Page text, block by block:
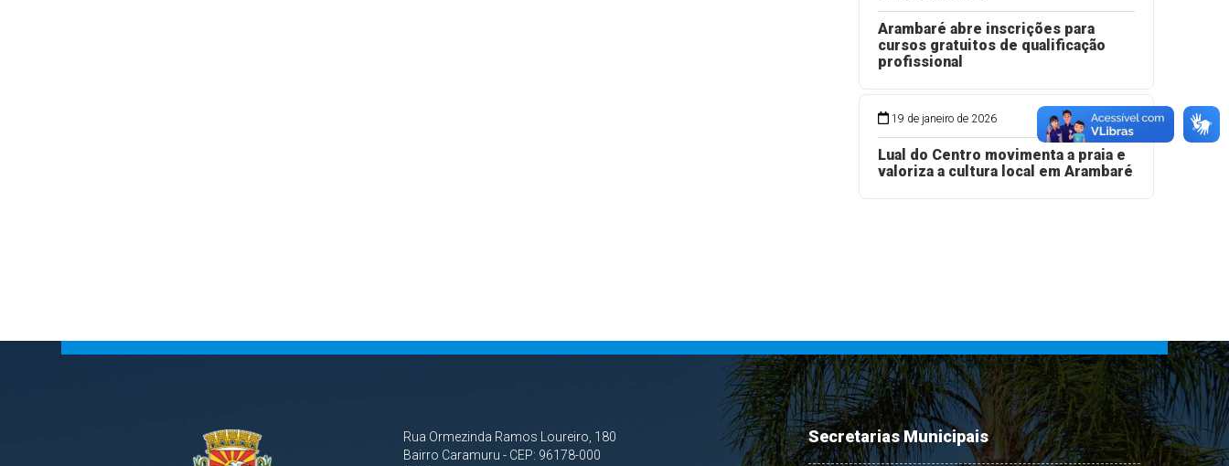
Arambaré abre inscrições para
cursos gratuitos de qualificação
profissional
19 de janeiro de 2026
Lual do Centro movimenta a praia e
valoriza a cultura local em Arambaré
Rua Ormezinda Ramos Loureiro, 180
Bairro Caramuru - CEP: 96178-000
Secretarias Municipais